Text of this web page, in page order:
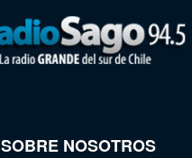
SOBRE NOSOTROS